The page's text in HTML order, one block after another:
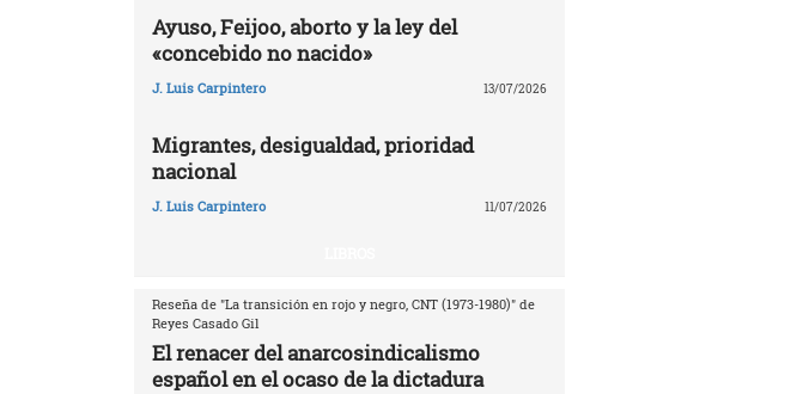
Ayuso, Feijoo, aborto y la ley del
«concebido no nacido»
J. Luis Carpintero 13/07/2026
Migrantes, desigualdad, prioridad
nacional
J. Luis Carpintero 11/07/2026
Reseña de "La transición en rojo y negro, CNT (1973-1980)" de
Reyes Casado Gil
El renacer del anarcosindicalismo
español en el ocaso de la dictadura